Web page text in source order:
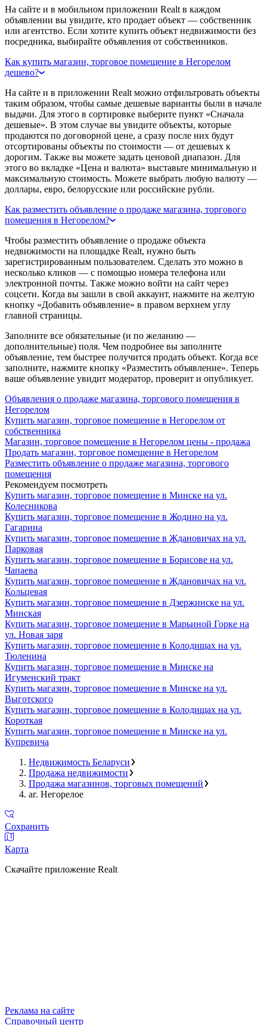
На сайте и в мобильном приложении Realt в каждом
объявлении вы увидите, кто продает объект — собственник
или агентство. Если хотите купить объект недвижимости без
посредника, выбирайте объявления от собственников.
Как купить магазин, торговое помещение в Негорелом
дешево?
На сайте и в приложении Realt можно отфильтровать объекты
таким образом, чтобы самые дешевые варианты были в начале
выдачи. Для этого в сортировке выберите пункт «Сначала
дешевые». В этом случае вы увидите объекты, которые
продаются по договорной цене, а сразу после них будут
отсортированы объекты по стоимости — от дешевых к
дорогим. Также вы можете задать ценовой диапазон. Для
этого во вкладке «Цена и валюта» выставьте минимальную и
максимальную стоимость. Можете выбрать любую валюту —
доллары, евро, белорусские или российские рубли.
Как разместить объявление о продаже магазина, торгового
помещения в Негорелом?
Чтобы разместить объявление о продаже объекта
недвижимости на площадке Realt, нужно быть
зарегистрированным пользователем. Сделать это можно в
несколько кликов — с помощью номера телефона или
электронной почты. Также можно войти на сайт через
соцсети. Когда вы зашли в свой аккаунт, нажмите на желтую
кнопку «Добавить объявление» в правом верхнем углу
главной страницы.
Заполните все обязательные (и по желанию —
дополнительные) поля. Чем подробнее вы заполните
объявление, тем быстрее получится продать объект. Когда все
заполните, нажмите кнопку «Разместить объявление». Теперь
ваше объявление увидит модератор, проверит и опубликует.
Объявления о продаже магазина, торгового помещения в
Негорелом
Купить магазин, торговое помещение в Негорелом от
собственника
Магазин, торговое помещение в Негорелом цены - продажа
Продать магазин, торговое помещение в Негорелом
Разместить объявление о продаже магазина, торгового
помещения
Рекомендуем посмотреть
Купить магазин, торговое помещение в Минске на ул.
Колесникова
Купить магазин, торговое помещение в Жодино на ул.
Гагарина
Купить магазин, торговое помещение в Ждановичах на ул.
Парковая
Купить магазин, торговое помещение в Борисове на ул.
Чапаева
Купить магазин, торговое помещение в Ждановичах на ул.
Кольцевая
Купить магазин, торговое помещение в Дзержинске на ул.
Минская
Купить магазин, торговое помещение в Марьиной Горке на
ул. Новая заря
Купить магазин, торговое помещение в Колодищах на ул.
Тюленина
Купить магазин, торговое помещение в Минске на
Игуменский тракт
Купить магазин, торговое помещение в Минске на ул.
Выготского
Купить магазин, торговое помещение в Колодищах на ул.
Короткая
Купить магазин, торговое помещение в Минске на ул.
Купревича
Недвижимость Беларуси
Продажа недвижимости
Продажа магазинов, торговых помещений
аг. Негорелое
Сохранить
Карта
Скачайте приложение Realt
Реклама на сайте
Справочный центр